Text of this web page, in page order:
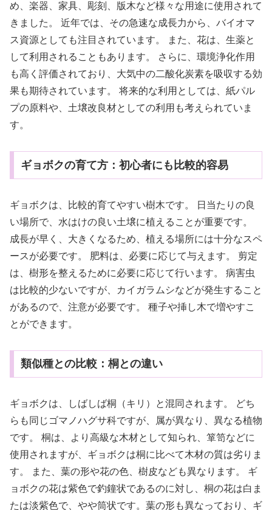
め、楽器、家具、彫刻、版木など様々な用途に使用されて
きました。 近年では、その急速な成長力から、バイオマ
ス資源としても注目されています。 また、花は、生薬と
して利用されることもあります。 さらに、環境浄化作用
も高く評価されており、大気中の二酸化炭素を吸収する効
果も期待されています。 将来的な利用としては、紙パル
プの原料や、土壌改良材としての利用も考えられていま
す。
ギョボクの育て方：初心者にも比較的容易
ギョボクは、比較的育てやすい樹木です。 日当たりの良
い場所で、水はけの良い土壌に植えることが重要です。
成長が早く、大きくなるため、植える場所には十分なスペ
ースが必要です。 肥料は、必要に応じて与えます。 剪定
は、樹形を整えるために必要に応じて行います。 病害虫
は比較的少ないですが、カイガラムシなどが発生すること
があるので、注意が必要です。 種子や挿し木で増やすこ
とができます。
類似種との比較：桐との違い
ギョボクは、しばしば桐（キリ）と混同されます。 どち
らも同じゴマノハグサ科ですが、属が異なり、異なる植物
です。 桐は、より高級な木材として知られ、箪笥などに
使用されますが、ギョボクは桐に比べて木材の質は劣りま
す。 また、葉の形や花の色、樹皮なども異なります。 ギ
ョボクの花は紫色で釣鐘状であるのに対し、桐の花は白ま
たは淡紫色で、やや筒状です。葉の形も異なっており、ギ